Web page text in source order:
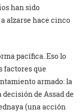
han sido
alzarse hace cinco
pacífica. Eso lo
factores que
armado: la
de Assad de
(una acción